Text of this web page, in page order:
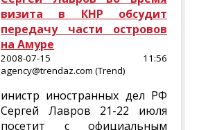
визита в КНР обсудит
передачу части островов
на Амуре
2008-07-15 11:56
agency@trendaz.com (Trend)
инистр иностранных дел РФ
Сергей Лавров 21-22 июля
посетит с официальным